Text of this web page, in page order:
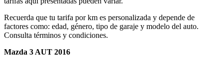
Recuerda que tu tarifa por km es personalizada y depende de
factores como: edad, género, tipo de garaje y modelo del auto.
Consulta términos y condiciones.
Mazda 3 AUT 2016